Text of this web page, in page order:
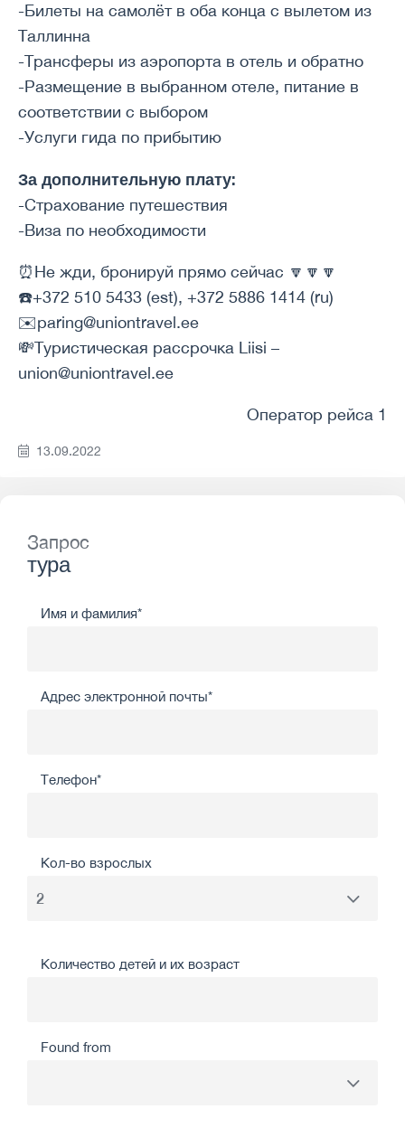
-Билеты на самолёт в оба конца с вылетом из
Таллинна
-Трансферы из аэропорта в отель и обратно
-Размещение в выбранном отеле, питание в
соответствии с выбором
-Услуги гида по прибытию
За дополнительную плату:
-Страхование путешествия
-Виза по необходимости
⏰Не жди, бронируй прямо сейчас 🔽🔽🔽
☎️+372 510 5433 (est), +372 5886 1414 (ru)
✉️paring@uniontravel.ee
💸Туристическая рассрочка Liisi –
union@uniontravel.ee
Оператор рейса 1
13.09.2022
Запрос
тура
Имя и фамилия*
Адрес электронной почты*
Телефон*
Кол-во взрослых
Количество детей и их возраст
Found from